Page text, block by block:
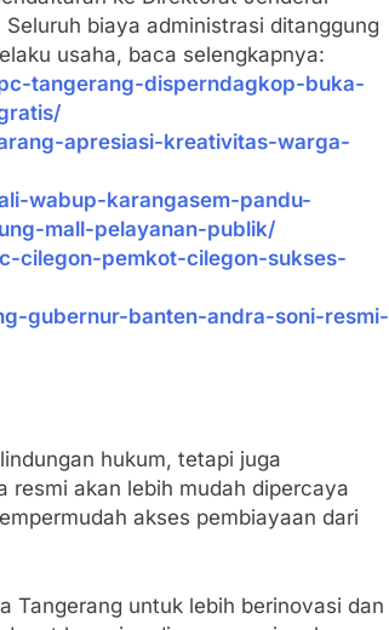
biaya administrasi ditanggung
usaha, baca selengkapnya:
tangerang-disperndagkop-buka-
apresiasi-kreativitas-warga-
wabup-karangasem-pandu-
mall-pelayanan-publik/
cilegon-pemkot-cilegon-sukses-
gubernur-banten-andra-soni-resmi-
hukum, tetapi juga
resmi akan lebih mudah dipercaya
akses pembiayaan dari
Tangerang untuk lebih berinovasi dan